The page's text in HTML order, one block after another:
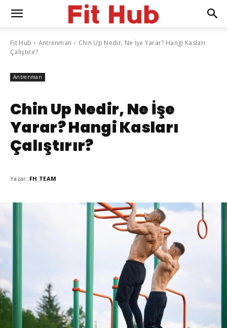
Fit Hub Antrenman
Chin Up Nedir, Ne İşe Yarar? Hangi Kasları
Çalıştırır?
Antrenman
Chin Up Nedir, Ne İşe
Yarar? Hangi Kasları
Çalıştırır?
Yazar: FH TEAM